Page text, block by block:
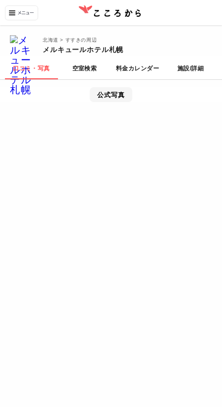
北海道 > すすきの周辺
メルキュールホテル札幌
口コミ・写真 空室検索 料金カレンダー 施設/詳細
公式写真